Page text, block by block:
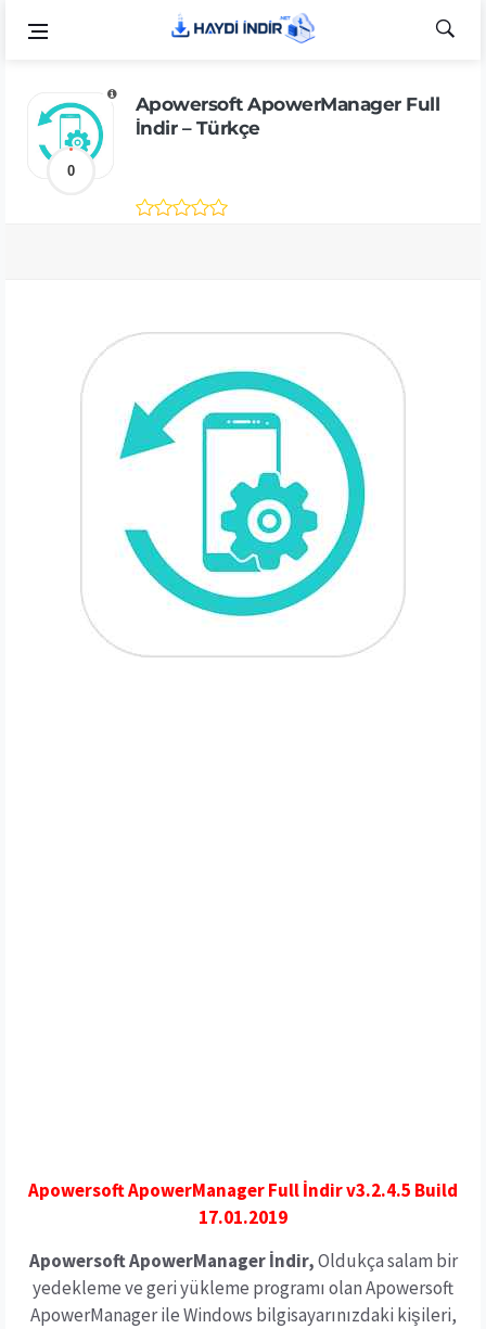
0
Apowersoft ApowerManager Full
İndir – Türkçe
Apowersoft ApowerManager Full İndir v3.2.4.5 Build
17.01.2019
Apowersoft ApowerManager İndir,Oldukça salam bir
yedekleme ve geri yükleme programı olan Apowersoft
ApowerManager ile Windows bilgisayarınızdaki kişileri,